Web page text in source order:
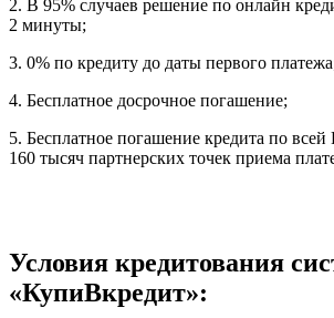
2. В 95% случаев решение по онлайн
2 минуты;
3. 0% по кредиту до даты первого
4. Бесплатное досрочное погашение;
5. Бесплатное погашение кредита по всей
160 тысяч партнерских точек приема
Условия кредитования
«КупиВкредит»: